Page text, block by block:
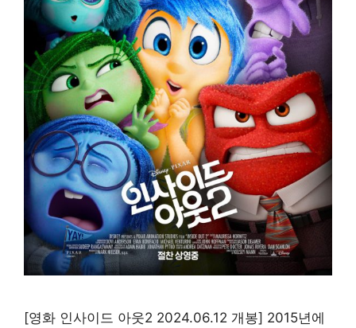
[영화 인사이드 아웃2 2024.06.12 개봉] 2015년에